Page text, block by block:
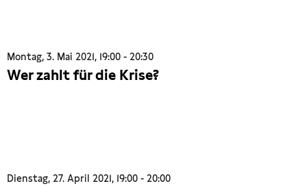
Montag, 3. Mai 2021, 19:00 - 20:30
Wer zahlt für die Krise?
Dienstag, 27. April 2021, 19:00 - 20:00